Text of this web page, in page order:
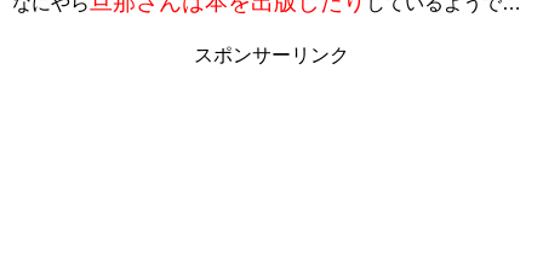
スポンサーリンク